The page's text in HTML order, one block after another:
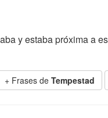
y estaba próxima a
+ Frases de Tempestad